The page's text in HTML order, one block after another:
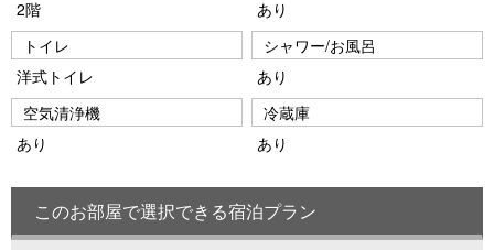
2階
あり
トイレ
洋式トイレ
シャワー/お風呂
あり
空気清浄機
あり
冷蔵庫
あり
このお部屋で選択できる宿泊プラン